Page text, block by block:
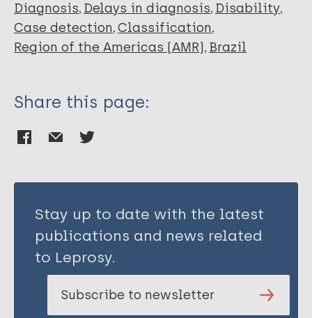
Diagnosis Delays in diagnosis Disability
Case detection Classification
Region of the Americas (AMR) Brazil
Share this page:
Stay up to date with the latest
publications and news related
to Leprosy.
Subscribe to newsletter